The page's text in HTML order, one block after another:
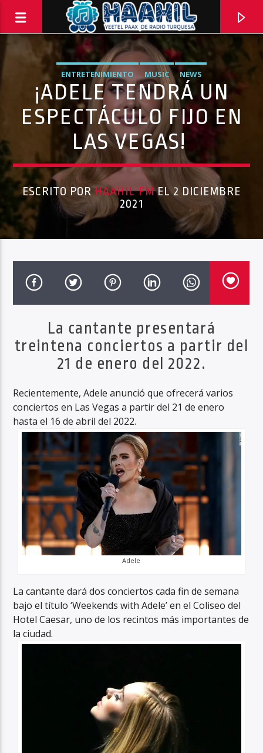
PROGRAMA ACTUAL
PASAPORTE MUNDIAL
Haahil FM
ENTRETENIMIENTO MUSIC NEWS
¡ADELE TENDRÁ UN
ESPECTÁCULO FIJO EN
LAS VEGAS!
ESCRITO PORHAAHIL FMEL 2 DICIEMBRE
2021
La cantante presentará
treintena conciertos a partir del
21 de enero del 2022.
Recientemente, Adele anunció que ofrecerá varios
conciertos en Las Vegas a partir del 21 de enero
hasta el 16 de abril del 2022.
Adele
La cantante dará dos conciertos cada fin de semana
bajo el título ‘Weekends with Adele’ en el Coliseo del
Hotel Caesar, uno de los recintos más importantes de
la ciudad.